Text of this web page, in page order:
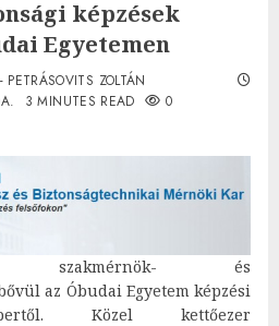
képzések
Egyetemen
PETRÁSOVITS ZOLTÁN
3 MINUTES READ 0
szakmérnök- és
az Óbudai Egyetem képzési
Közel kettőezer